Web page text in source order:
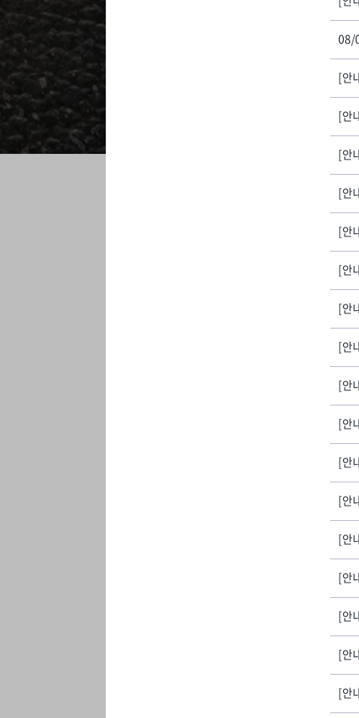
08/
[안
[안
[안
[안
[안
[안
[안
[안
[안
[안
[안
[안
[안
[안
[안
[안